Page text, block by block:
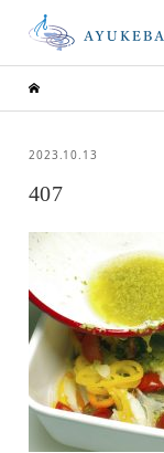
2023.10.13
407